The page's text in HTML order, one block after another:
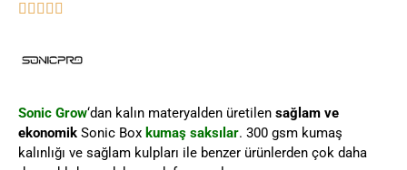
Sonic Grow‘dan kalın materyalden üretilen sağlam ve
ekonomik Sonic Box kumaş saksılar. 300 gsm kumaş
kalınlığı ve sağlam kulpları ile benzer ürünlerden çok daha